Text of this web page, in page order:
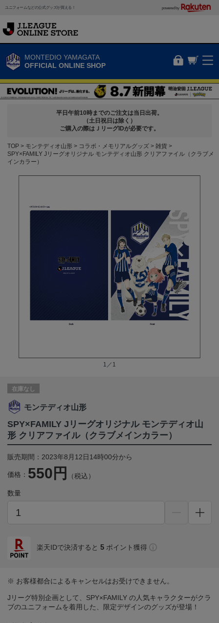
ユニフォームなどの公式グッズが買える！ powered by
MONTEDIO YAMAGATA
OFFICIAL ONLINE SHOP
平日午前10時までのご注文は当日出荷。
（土日祝日は除く）
ご購入の際はＪリーグIDが必要です。
TOP モンテディオ山形 コラボ・メモリアルグッズ
雑貨
SPY×FAMILY Jリーグオリジナル モンテディオ山形 クリアファイル（クラブメ
インカラー）
1／1
在庫なし
モンテディオ山形
SPY×FAMILY Jリーグオリジナル モンテディオ山
形 クリアファイル（クラブメインカラー）
販売期間：2023年8月12日14時00分から
価格： 550円 （税込）
数量
楽天IDで決済すると 5 ポイント獲得
※ お客様都合によるキャンセルはお受けできません。
Jリーグ特別企画として、SPY×FAMILY の人気キャラクターがクラ
ブのユニフォームを着用した、限定デザインのグッズが登場！